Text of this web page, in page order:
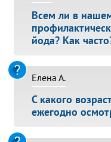
Всем ли в
йода? Как
Елена А.
С какого
ежегодно